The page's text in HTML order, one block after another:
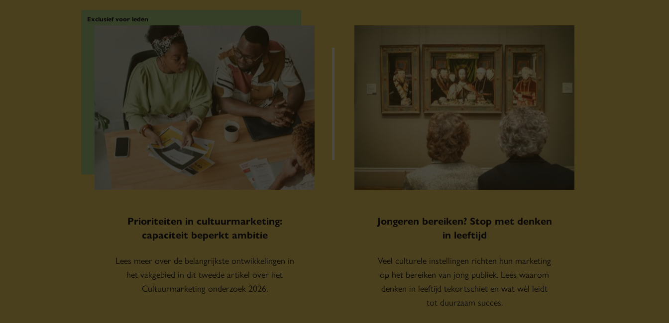
Exclusief voor leden
Prioriteiten in cultuurmarketing:
capaciteit beperkt ambitie
Lees meer over de belangrijkste ontwikkelingen in
het vakgebied in dit tweede artikel over het
Cultuurmarketing onderzoek 2026.
Jongeren bereiken? Stop met denken
in leeftijd
Veel culturele instellingen richten hun marketing
op het bereiken van jong publiek. Lees waarom
denken in leeftijd tekortschiet en wat wèl leidt
tot duurzaam succes.